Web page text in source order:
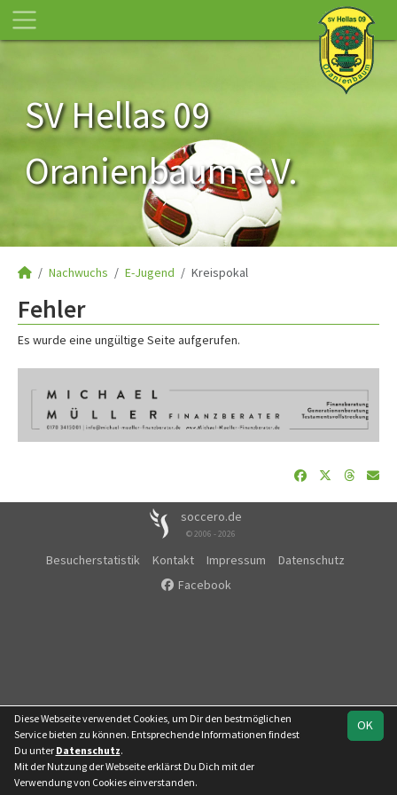
SV Hellas 09
Oranienbaum e.V.
Nachwuchs E-Jugend Kreispokal
Team
Fehler
Es wurde eine ungültige Seite aufgerufen.
soccero.de
© 2006 - 2026
Besucherstatistik Kontakt Impressum
Datenschutz
Facebook
OK
Diese Webseite verwendet Cookies, um Dir den bestmöglichen
Service bieten zu können. Entsprechende Informationen findest
Du unter Datenschutz.
Mit der Nutzung der Webseite erklärst Du Dich mit der
Verwendung von Cookies einverstanden.